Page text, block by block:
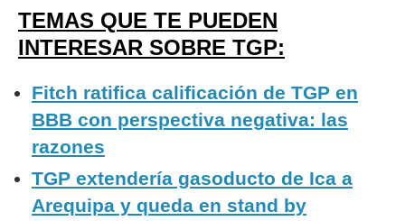
TEMAS QUE TE PUEDEN
INTERESAR SOBRE TGP:
Fitch ratifica calificación de TGP en
BBB con perspectiva negativa: las
razones
TGP extendería gasoducto de Ica a
Arequipa y queda en stand by